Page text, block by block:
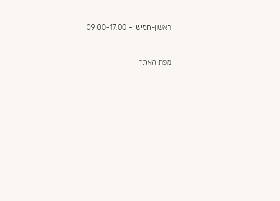
ראשון-חמישי - 09:00-17:00
מפת האתר